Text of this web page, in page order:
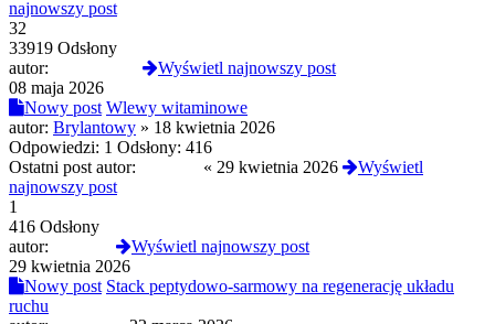
najnowszy post
32
33919 Odsłony
autor:
Wyświetl najnowszy post
08 maja 2026
Nowy post Wlewy witaminowe
autor: Brylantowy » 18 kwietnia 2026
Odpowiedzi: 1 Odsłony: 416
Ostatni post autor:
« 29 kwietnia 2026
Wyświetl
najnowszy post
1
416 Odsłony
autor:
Wyświetl najnowszy post
29 kwietnia 2026
Nowy post Stack peptydowo-sarmowy na regenerację układu
ruchu